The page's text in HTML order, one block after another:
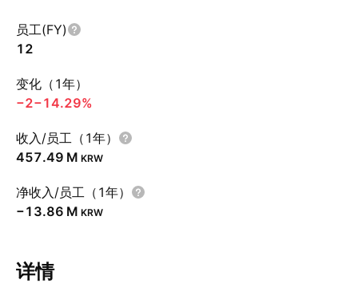
员工(FY)
12
变化（1年）
−2−14.29%
收入/员工（1年）
‪457.49 M‬ KRW
净收入/员工（1年）
‪−13.86 M‬ KRW
详情